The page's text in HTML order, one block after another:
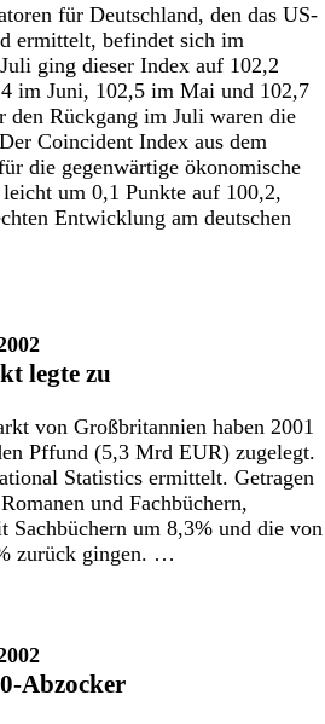
für Deutschland, den das US-
ermittelt, befindet sich im
ging dieser Index auf 102,2
im Juni, 102,5 im Mai und 102,7
Rückgang im Juli waren die
Coincident Index aus dem
die gegenwärtige ökonomische
um 0,1 Punkte auf 100,2,
Entwicklung am deutschen
legte zu
von Großbritannien haben 2001
Pffund (5,3 Mrd EUR) zugelegt.
Statistics ermittelt. Getragen
und Fachbüchern,
Sachbüchern um 8,3% und die von
zurück gingen. …
Abzocker